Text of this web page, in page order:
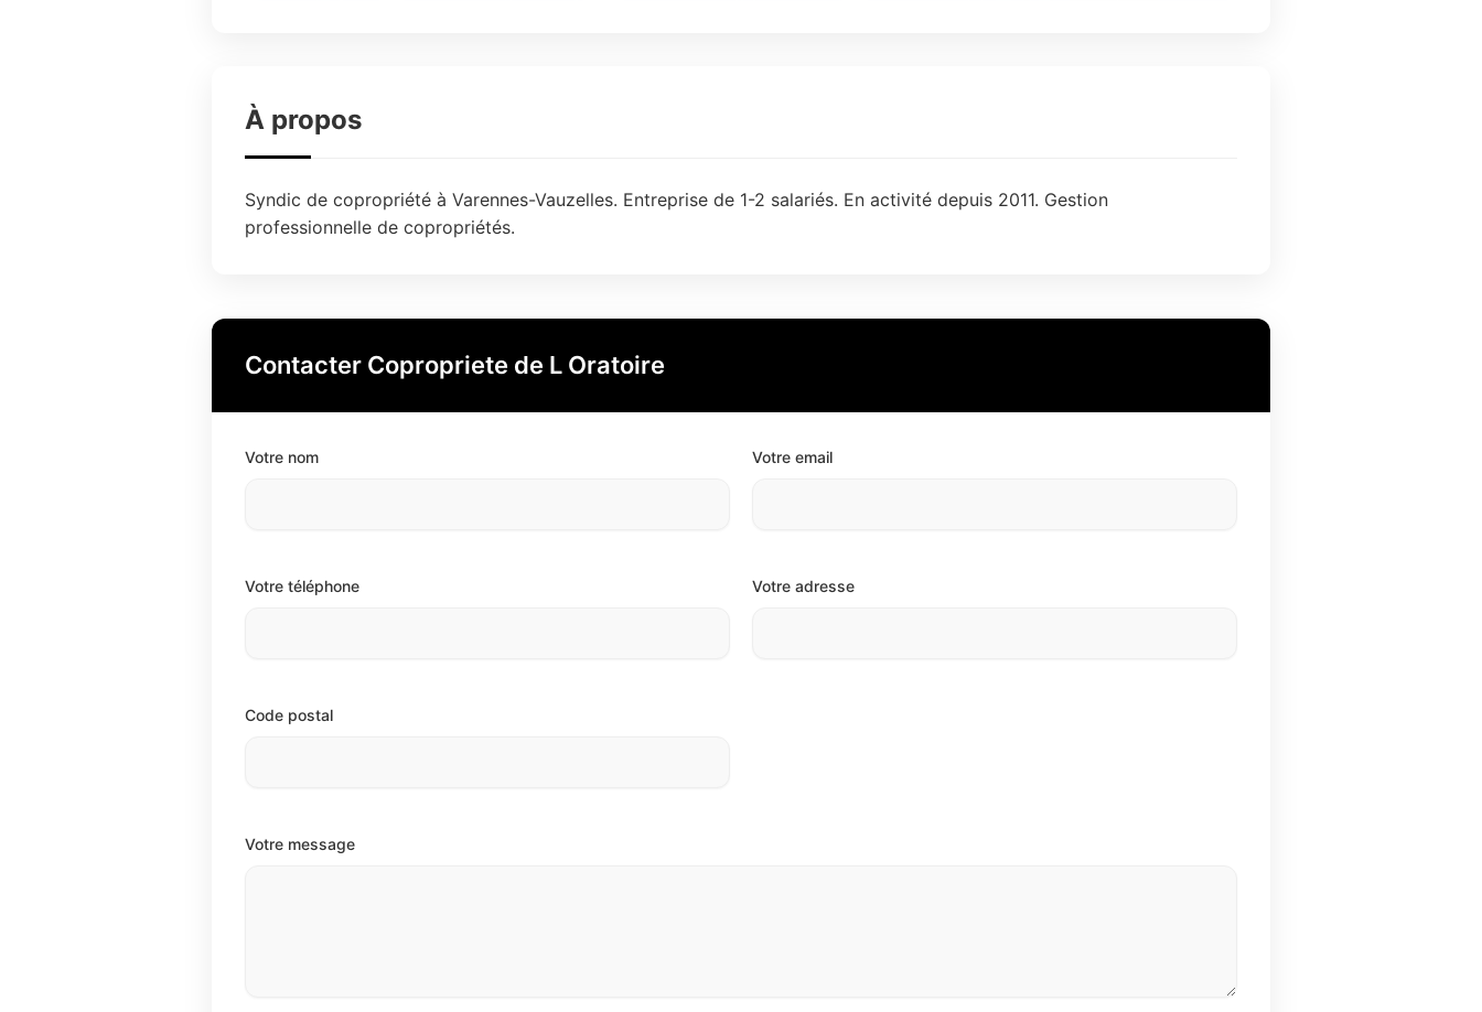
À propos
Syndic de copropriété à Varennes-Vauzelles. Entreprise de 1-2 salariés. En activité depuis 2011. Gestion
professionnelle de copropriétés.
Contacter Copropriete de L Oratoire
Votre nom Votre email
Votre téléphone Votre adresse
Code postal
Votre message